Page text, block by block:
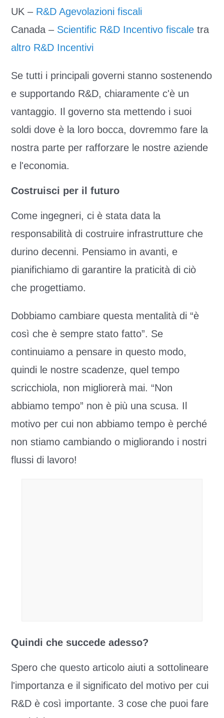
UK – R&D Agevolazioni fiscali
Canada – Scientific R&D Incentivo fiscale tra
altro R&D Incentivi
Se tutti i principali governi stanno sostenendo
e supportando R&D, chiaramente c'è un
vantaggio. Il governo sta mettendo i suoi
soldi dove è la loro bocca, dovremmo fare la
nostra parte per rafforzare le nostre aziende
e l'economia.
Costruisci per il futuro
Come ingegneri, ci è stata data la
responsabilità di costruire infrastrutture che
durino decenni. Pensiamo in avanti, e
pianifichiamo di garantire la praticità di ciò
che progettiamo.
Dobbiamo cambiare questa mentalità di “è
così che è sempre stato fatto”. Se
continuiamo a pensare in questo modo,
quindi le nostre scadenze, quel tempo
scricchiola, non migliorerà mai. “Non
abbiamo tempo” non è più una scusa. Il
motivo per cui non abbiamo tempo è perché
non stiamo cambiando o migliorando i nostri
flussi di lavoro!
Quindi che succede adesso?
Spero che questo articolo aiuti a sottolineare
l'importanza e il significato del motivo per cui
R&D è così importante. 3 cose che puoi fare